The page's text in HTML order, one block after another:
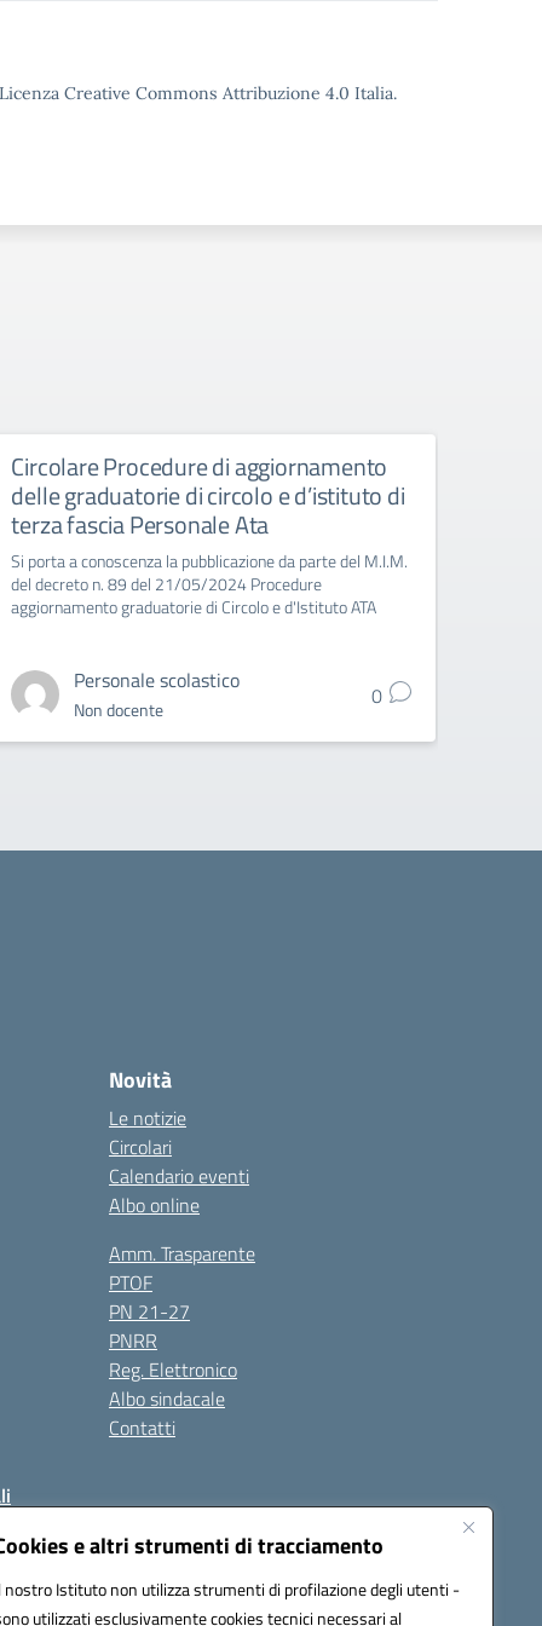
e altri strumenti di tracciamento
nostro Istituto non utilizza strumenti di profilazione degli utenti -
utilizzati esclusivamente cookies tecnici necessari al
Creative Commons Attribuzione 4.0 Italia.
Circolare Procedure di aggiornamento
delle graduatorie di circolo e d’istituto di
terza fascia Personale Ata
Si porta a conoscenza la pubblicazione da parte del M.I.M.
del decreto n. 89 del 21/05/2024 Procedure
aggiornamento graduatorie di Circolo e d'Istituto ATA
Personale scolastico
Non docente 0
Novità
Le notizie
Circolari
Calendario eventi
Albo online
Amm. Trasparente
PTOF
PN 21-27
PNRR
Reg. Elettronico
Albo sindacale
Contatti